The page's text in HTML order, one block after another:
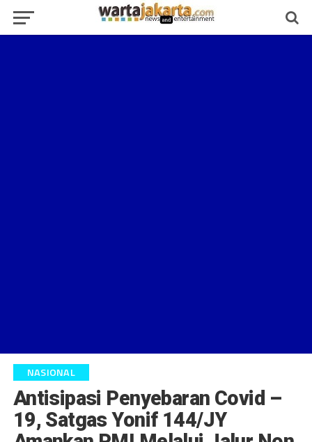
NASIONAL
Antisipasi Penyebaran Covid –
19, Satgas Yonif 144/JY